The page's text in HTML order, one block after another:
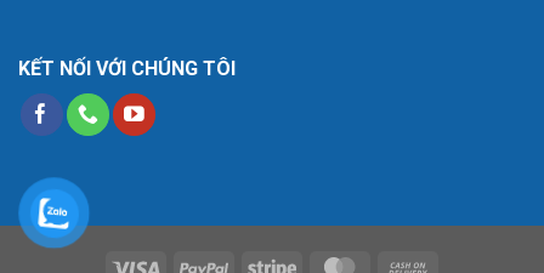
KẾT NỐI VỚI CHÚNG TÔI